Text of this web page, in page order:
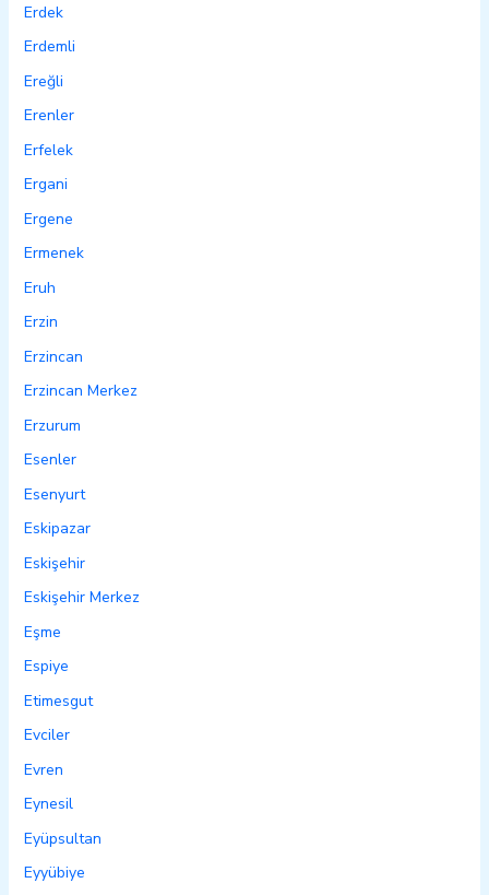
Erdek
Erdemli
Ereğli
Erenler
Erfelek
Ergani
Ergene
Ermenek
Eruh
Erzin
Erzincan
Erzincan Merkez
Erzurum
Esenler
Esenyurt
Eskipazar
Eskişehir
Eskişehir Merkez
Eşme
Espiye
Etimesgut
Evciler
Evren
Eynesil
Eyüpsultan
Eyyübiye